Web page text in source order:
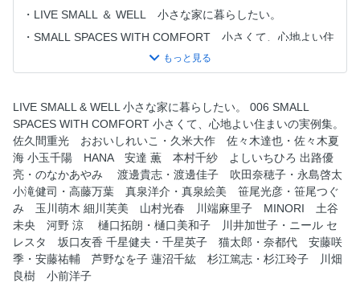
LIVE SMALL ＆ WELL 小さな家に暮らしたい。
SMALL SPACES WITH COMFORT 小さくて、心地よい住
LIFE IN SMALL HOME 高橋みどりさんの、大きな庭の小
MIYOKO OKAO’S PETITE HOME 岡尾美代子さんがつくっ
た、小さくて感じのいい家。
LITTLE MASTERPIECES 小さな家の名作をひもとく。
仙石原の家 母の家 MITANI HUT 荻窪の家 ミニ・ハウ
ス 東京町家・９坪の家
RULES FOR A SIMPLER LIFE 小さな部屋で、少ないもの
と暮らす。 広瀬裕子
LIVING IN A TINY HOUSE 小さな住まいで暮らす、という
こと。 文／小原 晩
LIVE SMALL & WELL 小さな家に暮らしたい。 006 SMALL
SPACES WITH COMFORT 小さくて、心地よい住まいの実例集。
佐久間重光 おおいしれいこ・久米大作 佐々木達也・佐々木夏
海 小玉千陽 HANA 安達 薫 本村千紗 よしいちひろ 出路優
亮・のなかあやみ 渡邊貴志・渡邊佳子 吹田奈穂子・永島啓太
小滝健司・高藤万葉 真泉洋介・真泉絵美 笹尾光彦・笹尾つぐ
み 玉川萌木 細川芙美 山村光春 川端麻里子 MINORI 土谷
未央 河野 涼 樋口拓朗・樋口美和子 川井加世子・ニール セ
レスタ 坂口友香 千星健夫・千星英子 猫太郎・奈都代 安藤咲
季・安藤祐輔 芦野なを子 蓮沼千紘 杉江篤志・杉江玲子 川畑
良樹 小前洋子